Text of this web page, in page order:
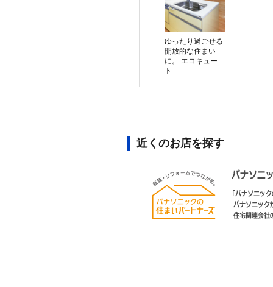
ゆったり過ごせる
開放的な住まい
に。 エコキュー
ト...
近くのお店を探す